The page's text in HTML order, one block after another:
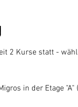
2 Kurse statt -
in der Etage "A"